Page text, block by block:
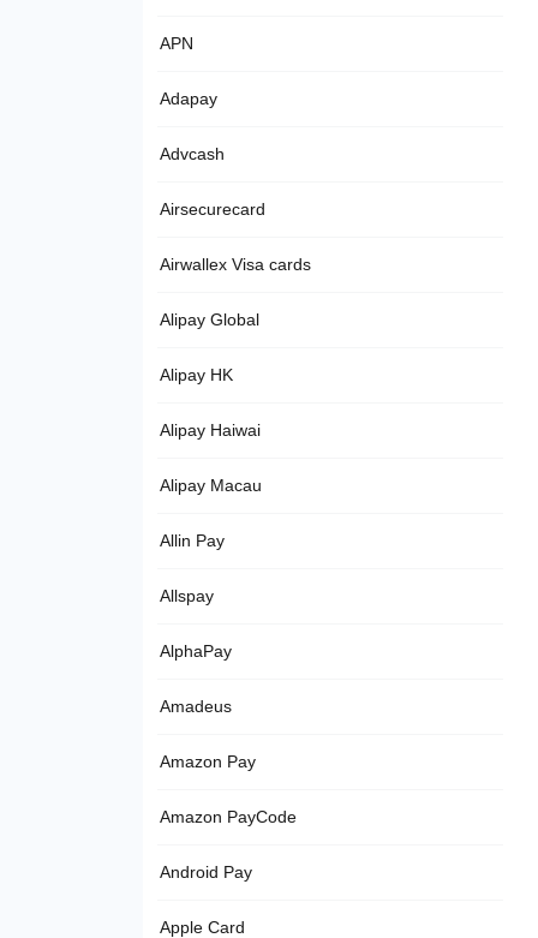
APN
Adapay
Advcash
Airsecurecard
Airwallex Visa cards
Alipay Global
Alipay HK
Alipay Haiwai
Alipay Macau
Allin Pay
Allspay
AlphaPay
Amadeus
Amazon Pay
Amazon PayCode
Android Pay
Apple Card